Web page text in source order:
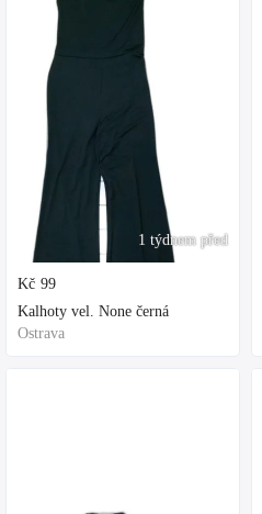
1 týdnem před
Kč 99
Kalhoty vel. None černá
Ostrava